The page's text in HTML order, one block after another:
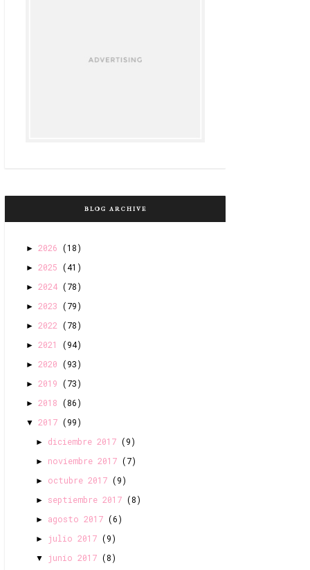
BLOG ARCHIVE
► 2026 (18)
► 2025 (41)
► 2024 (78)
► 2023 (79)
► 2022 (78)
► 2021 (94)
► 2020 (93)
► 2019 (73)
► 2018 (86)
▼ 2017 (99)
► diciembre 2017 (9)
► noviembre 2017 (7)
► octubre 2017 (9)
► septiembre 2017 (8)
► agosto 2017 (6)
► julio 2017 (9)
▼ junio 2017 (8)